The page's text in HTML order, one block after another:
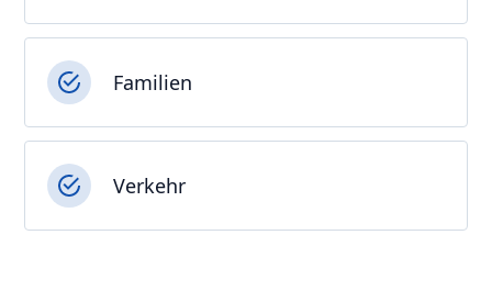
Familien
Verkehr